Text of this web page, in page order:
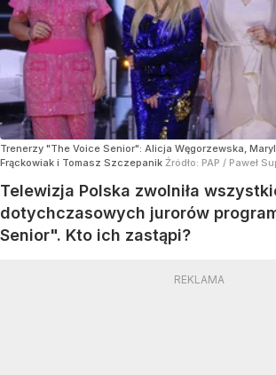
Trenerzy "The Voice Senior": Alicja Węgorzewska,
Frąckowiak i Tomasz Szczepanik Źródło: PAP / Paweł
Telewizja Polska zwolniła
dotychczasowych jurorów
Senior". Kto ich zastąpi?